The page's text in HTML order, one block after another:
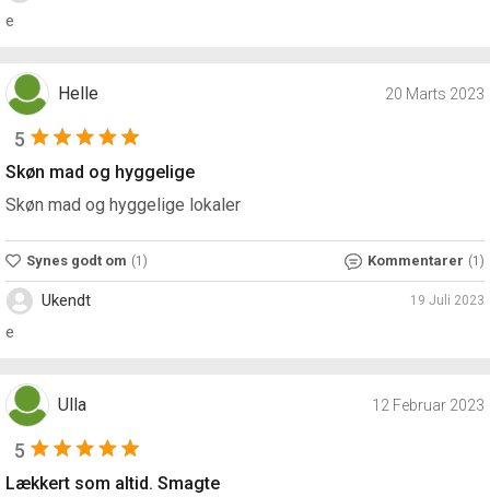
e
Helle 20 Marts 2023
5
Skøn mad og hyggelige
Skøn mad og hyggelige lokaler
Synes godt om (1) Kommentarer (1)
Ukendt 19 Juli 2023
e
Ulla 12 Februar 2023
5
Lækkert som altid. Smagte